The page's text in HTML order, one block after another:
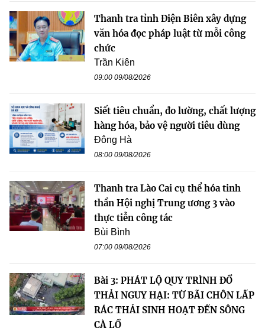
Thanh tra tỉnh Điện Biên xây dựng
văn hóa đọc pháp luật từ mỗi công
chức
Trần Kiên
09:00 09/08/2026
Siết tiêu chuẩn, đo lường, chất lượng
hàng hóa, bảo vệ người tiêu dùng
Đông Hà
08:00 09/08/2026
Thanh tra Lào Cai cụ thể hóa tinh
thần Hội nghị Trung ương 3 vào
thực tiễn công tác
Bùi Bình
07:00 09/08/2026
Bài 3: PHÁT LỘ QUY TRÌNH ĐỔ
THẢI NGUY HẠI: TỪ BÃI CHÔN LẤP
RÁC THẢI SINH HOẠT ĐẾN SÔNG
CÀ LỒ